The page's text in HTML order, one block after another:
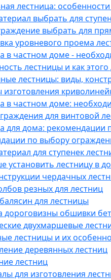
лестница:
выбрать для
выбрать для
уровневого проема
в частном доме -
лестницы и как
лестницы: виды,
в частном доме:
для винтовой
для дома: рекомендации
по выбору
для ступенек
установить лестницу в
чердачных
резных для лестниц
для лестницы
дороговизны обшивки
двухмаршевые
лестницы и их
деревянных лестниц
лестниц
для изготовления